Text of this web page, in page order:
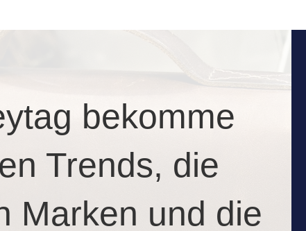
bekomme
Trends, die
Marken und die